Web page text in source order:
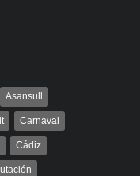
Asansull
Carnaval
Cádiz